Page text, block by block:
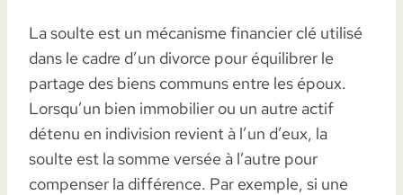
La soulte est un mécanisme financier clé utilisé
dans le cadre d’un divorce pour équilibrer le
partage des biens communs entre les époux.
Lorsqu’un bien immobilier ou un autre actif
détenu en indivision revient à l’un d’eux, la
soulte est la somme versée à l’autre pour
compenser la différence. Par exemple, si une